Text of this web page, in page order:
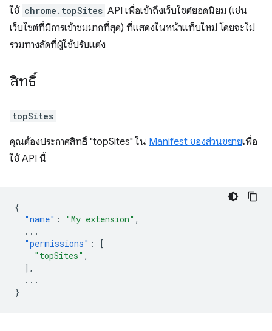
ใช้ chrome.topSites API เพื่อเข้าถึงเว็บไซต์ยอดนิยม (เช่น
เว็บไซต์ที่มีการเข้าชมมากที่สุด) ที่แสดงในหน้าแท็บใหม่ โดยจะไม่
รวมทางลัดที่ผู้ใช้ปรับแต่ง
สิทธิ์
topSites
คุณต้องประกาศสิทธิ์ "topSites" ใน Manifest ของส่วนขยายเพื่อ
ใช้ API นี้
{
"name" : "My extension" ,
...
"permissions" :
[
"topSites" ,
],
...
}